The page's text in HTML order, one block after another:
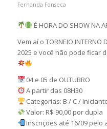
Fernanda Fonseca
É HORA DO SHOW NA
Vem aí o TORNEIO INTERNO
2025 e você não pode ficar
04 e 05 de OUTUBRO
A partir das 08H30
Categorias: B / C /
Valor: R$ 90,00 por dupla
Inscrições até 16/09 pelo